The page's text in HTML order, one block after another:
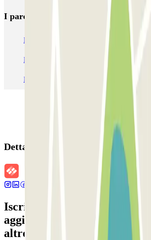
I parcheggi
Parcheggio Venezia Parcheggio Piazzale
Parcheggio Roma Parcheggio Milano
Parcheggio Malpensa Terminal 1
Dettagli della prenotazione
Iscriviti alla nostra
aggiornato su sconti, concorsi
altre sorprese.